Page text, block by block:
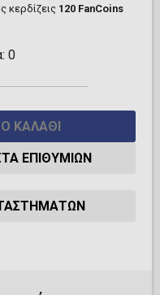
κερδίζεις 120 FanCoins
0
ΚΑΛΆΘΙ
ΕΠΙΘΥΜΙΏΝ